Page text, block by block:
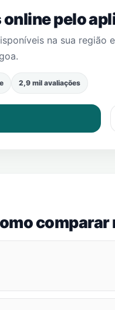
online pelo
na sua
.
2,9 mil avaliações
comparar